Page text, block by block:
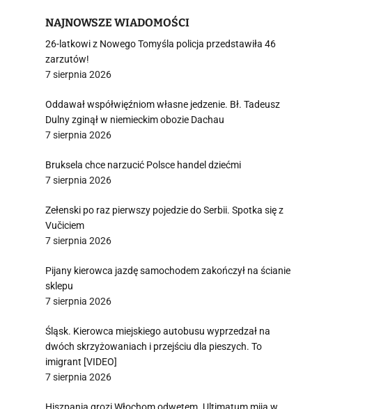
NAJNOWSZE WIADOMOŚCI
26-latkowi z Nowego Tomyśla policja przedstawiła 46
zarzutów!
7 sierpnia 2026
Oddawał współwięźniom własne jedzenie. Bł. Tadeusz
Dulny zginął w niemieckim obozie Dachau
7 sierpnia 2026
Bruksela chce narzucić Polsce handel dziećmi
7 sierpnia 2026
Zełenski po raz pierwszy pojedzie do Serbii. Spotka się z
Vučiciem
7 sierpnia 2026
Pijany kierowca jazdę samochodem zakończył na ścianie
sklepu
7 sierpnia 2026
Śląsk. Kierowca miejskiego autobusu wyprzedzał na
dwóch skrzyżowaniach i przejściu dla pieszych. To
imigrant [VIDEO]
7 sierpnia 2026